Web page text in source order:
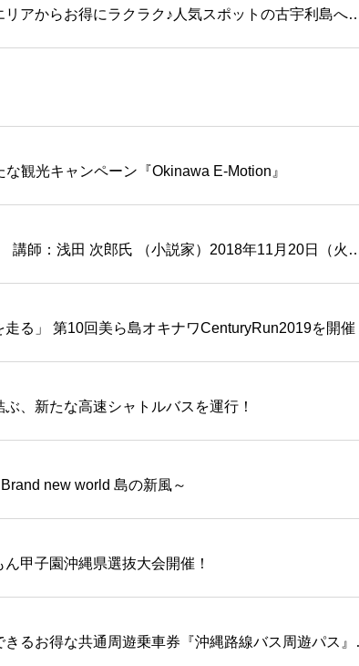
アからお得にラクラク♪人気スポットの古宇利島へ
観光キャンペーン『Okinawa E-Motion』
師：浅田 次郎氏 （小説家）2018年11月20日（火
る」 第10回美ら島オキナワCenturyRun2019を開催
、新たな高速シャトルバスを運行！
new world 島の新風～
甲子園沖縄県選抜大会開催！
るお得な共通周遊乗車券『沖縄路線バス周遊パス』